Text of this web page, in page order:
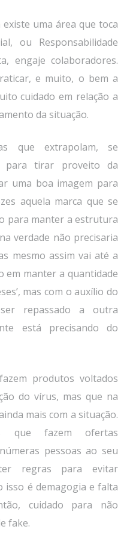
uma área que toca
ou Responsabilidade
engaje colaboradores.
e muito, o bem a
cuidado em relação a
da situação.
que extrapolam, se
para tirar proveito da
uma boa imagem para
aquela marca que se
para manter a estrutura
verdade não precisaria
mesmo assim vai até a
em manter a quantidade
mas com o auxílio do
repassado a outra
está precisando do
produtos voltados
do vírus, mas que na
mais com a situação.
que fazem ofertas
pessoas ao seu
regras para evitar
isso é demagogia e falta
cuidado para não
fake.